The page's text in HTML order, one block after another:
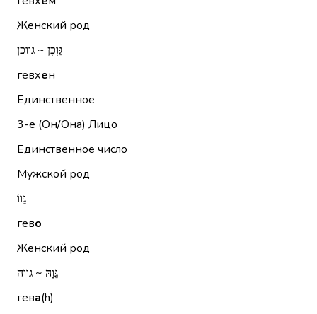
Женский род
גֵּוְכֶן ~ גווכן
гевхен
Единственное
3-е (Он/Она) Лицо
Единственное число
Мужской род
גֵּווֹ
гево
Женский род
גֵּוָהּ ~ גווה
гева(h)